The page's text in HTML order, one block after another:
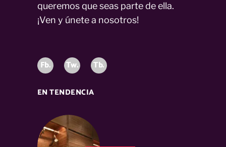
queremos que seas parte de ella.
¡Ven y únete a nosotros!
Fb. Tw. Tb.
EN TENDENCIA